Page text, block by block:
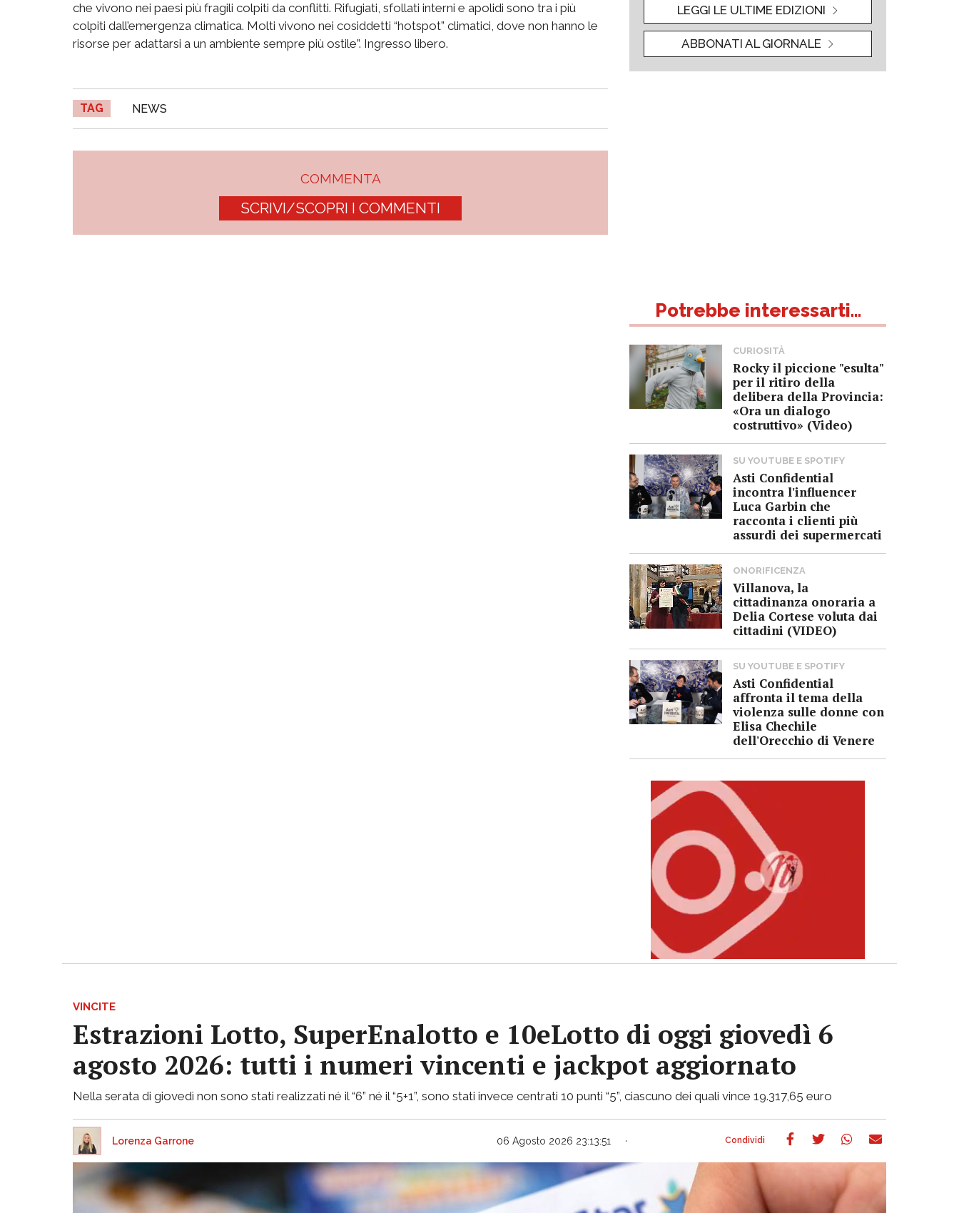
che vivono nei paesi più fragili colpiti da conflitti. Rifugiati, sfollati interni e apolidi sono tra i più
colpiti dall’emergenza climatica. Molti vivono nei cosiddetti “hotspot” climatici, dove non hanno le
risorse per adattarsi a un ambiente sempre più ostile”. Ingresso libero.
TAG NEWS
COMMENTA
SCRIVI/SCOPRI I COMMENTI
LEGGI LE ULTIME EDIZIONI
ABBONATI AL GIORNALE
Potrebbe interessarti...
CURIOSITÀ
Rocky il piccione "esulta"
per il ritiro della
delibera della Provincia:
«Ora un dialogo
costruttivo» (Video)
SU YOUTUBE E SPOTIFY
Asti Confidential
incontra l'influencer
Luca Garbin che
racconta i clienti più
assurdi dei supermercati
ONORIFICENZA
Villanova, la
cittadinanza onoraria a
Delia Cortese voluta dai
cittadini (VIDEO)
SU YOUTUBE E SPOTIFY
Asti Confidential
affronta il tema della
violenza sulle donne con
Elisa Chechile
dell'Orecchio di Venere
VINCITE
Estrazioni Lotto, SuperEnalotto e 10eLotto di oggi giovedì 6
agosto 2026: tutti i numeri vincenti e jackpot aggiornato
Nella serata di giovedì non sono stati realizzati né il “6” né il “5+1”, sono stati invece centrati 10 punti “5”, ciascuno dei quali vince 19.317,65 euro
Lorenza Garrone 06 Agosto 2026 23:13:51